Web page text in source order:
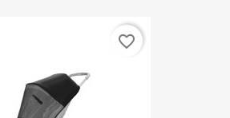
favorite_border